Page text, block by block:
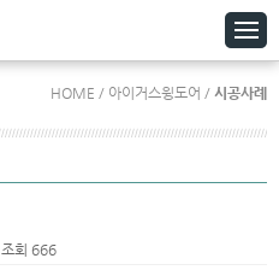
HOME / 아이거스윙도어 / 시공사례
조회 666